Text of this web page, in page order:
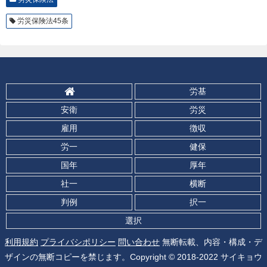
労災保険法45条
労基
安衛
労災
雇用
徴収
労一
健保
国年
厚年
社一
横断
判例
択一
選択
利用規約 プライバシポリシー 問い合わせ 無断転載、内容・構成・デ
ザインの無断コピーを禁じます。Copyright © 2018-2022 サイキョウ